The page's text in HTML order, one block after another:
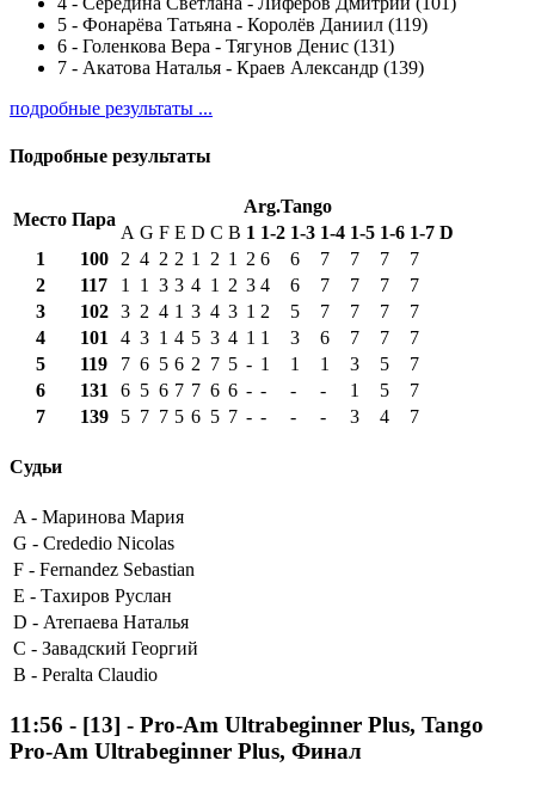
5 - Фонарёва Татьяна - Королёв Даниил (119)
6 - Голенкова Вера - Тягунов Денис (131)
7 - Акатова Наталья - Краев Александр (139)
подробные результаты ...
Подробные результаты
Место Пара
Arg.Tango
A G F E D C B 1 1-2 1-3 1-4 1-5 1-6 1-7 D
1
100 2 4 2 2 1 2 1 2 6 6 7 7 7
7
2
117 1 1 3 3 4 1 2 3 4 6 7 7 7
7
3
102 3 2 4 1 3 4 3 1 2 5 7 7 7
7
4
101 4 3 1 4 5 3 4 1 1 3 6 7 7
7
5
119 7 6 5 6 2 7 5 - 1 1 1 3 5
7
6
131 6 5 6 7 7 6 6 - - - - 1 5
7
7
139 5 7 7 5 6 5 7 - - - - 3 4 7
Судьи
A - Маринова Мария
G - Crededio Nicolas
F - Fernandez Sebastian
E - Тахиров Руслан
D - Атепаева Наталья
C - Завадский Георгий
B - Peralta Claudio
11:56 - [13] - Pro-Am Ultrabeginner Plus, Tango
Pro-Am Ultrabeginner Plus, Финал